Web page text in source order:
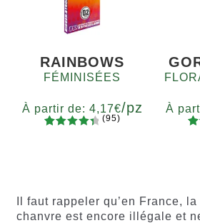
notations
client
RAINBOWS
FÉMINISÉES
À partir de: 4,17€/pz
notations
client
(95)
À
Il faut rappeler qu’en France,
chanvre est encore illégale et